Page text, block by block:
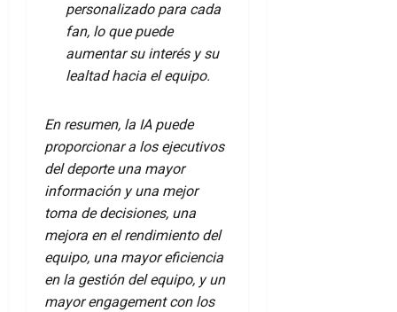
personalizado para cada
fan, lo que puede
aumentar su interés y su
lealtad hacia el equipo.
En resumen, la IA puede
proporcionar a los ejecutivos
del deporte una mayor
información y una mejor
toma de decisiones, una
mejora en el rendimiento del
equipo, una mayor eficiencia
en la gestión del equipo, y un
mayor engagement con los